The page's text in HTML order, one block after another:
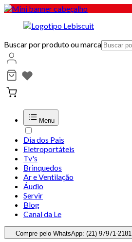
Buscar por produto ou marca
Menu
Dia dos Pais
Eletroportáteis
Tv's
Brinquedos
Ar e Ventilação
Áudio
Servir
Blog
Canal da Le
Compre pelo WhatsApp: (21) 97971-2181